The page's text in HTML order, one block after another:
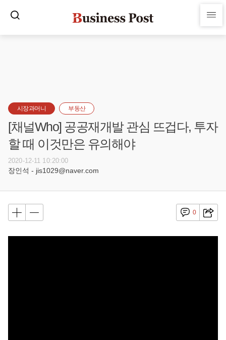
시장과머니 부동산
[채널Who] 공공재개발 관심 뜨겁다, 투자
할 때 이것만은 유의해야
2020-12-11 10:20:00
장인석 - jis1029@naver.com
0